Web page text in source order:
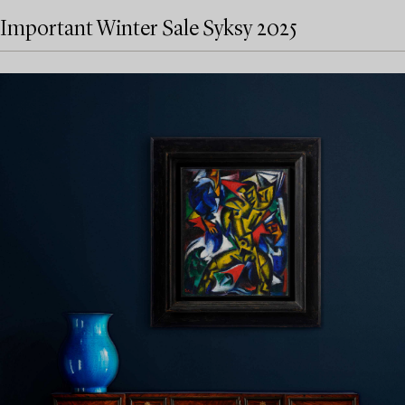
Important Winter Sale Syksy 2025